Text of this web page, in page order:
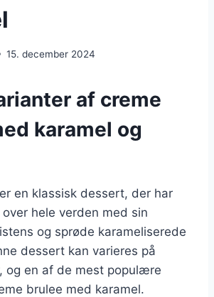
15. december 2024
af creme
karamel og
en klassisk dessert, der har
hele verden med sin
og sprøde karameliserede
dessert kan varieres på
og en af de mest populære
brulee med karamel.